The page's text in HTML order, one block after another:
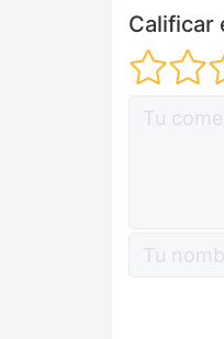
Calificar